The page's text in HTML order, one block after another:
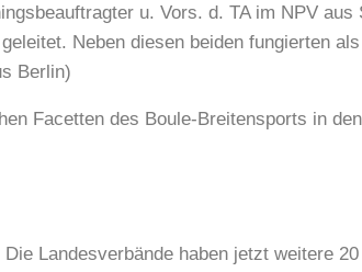
u. Vors. d. TA im NPV aus
Neben diesen beiden fungierten
Berlin)
Facetten des Boule-Breitensports in
Landesverbände haben jetzt weitere